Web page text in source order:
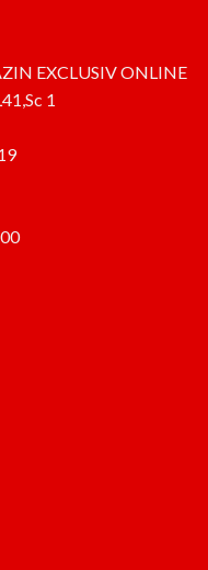
EXCLUSIV ONLINE
1